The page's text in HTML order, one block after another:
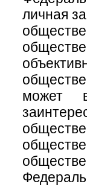
личная
может